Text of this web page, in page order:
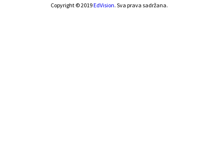
Copyright © 2019EdVision. Sva prava sadržana.